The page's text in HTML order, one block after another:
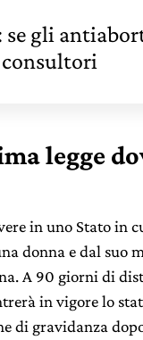
se gli
consultori
legge
in uno Stato in
donna e dal suo
A 90 giorni di
in vigore lo
di gravidanza